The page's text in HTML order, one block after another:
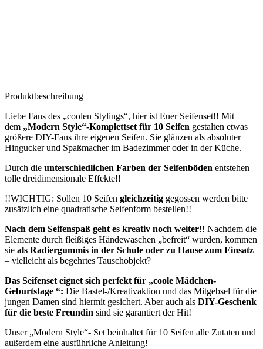
Produktbeschreibung
Liebe Fans des „coolen Stylings“, hier ist Euer Seifenset!! Mit
dem „Modern Style“-Komplettset für 10 Seifen gestalten etwas
größere DIY-Fans ihre eigenen Seifen. Sie glänzen als absoluter
Hingucker und Spaßmacher im Badezimmer oder in der Küche.
Durch die unterschiedlichen Farben der Seifenböden entstehen
tolle dreidimensionale Effekte!!
!!WICHTIG: Sollen 10 Seifen gleichzeitig gegossen werden bitte
zusätzlich eine quadratische Seifenform bestellen!!
Nach dem Seifenspaß geht es kreativ noch weiter!! Nachdem die
Elemente durch fleißiges Händewaschen „befreit“ wurden, kommen
sie als Radiergummis in der Schule oder zu Hause zum Einsatz
– vielleicht als begehrtes Tauschobjekt?
Das Seifenset eignet sich perfekt für „coole Mädchen-
Geburtstage “: Die Bastel-/Kreativaktion und das Mitgebsel für die
jungen Damen sind hiermit gesichert. Aber auch als DIY-Geschenk
für die beste Freundin sind sie garantiert der Hit!
Unser „Modern Style“- Set beinhaltet für 10 Seifen alle Zutaten und
außerdem eine ausführliche Anleitung!